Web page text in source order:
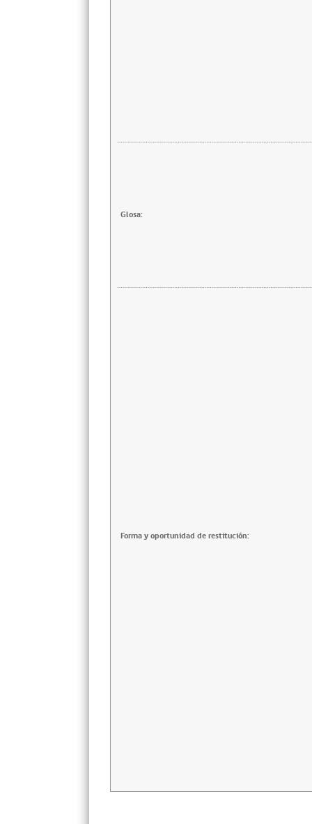
Glosa:
Forma y oportunidad de restitución: